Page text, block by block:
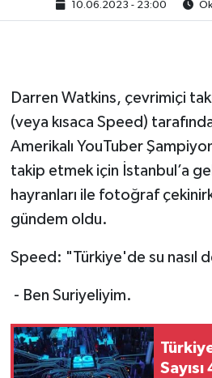
10.06.2023 - 23:00
Darren Watkins, çevrimiçi
(veya kısaca Speed)
Amerikalı YouTuber
takip etmek için İstanbul’a
hayranları ile fotoğraf
gündem oldu.
Speed: "Türkiye'de su nasıl
- Ben Suriyeliyim.